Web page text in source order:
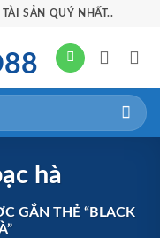
SẢN QUÝ NHẤT..
hà
GẮN THẺ “BLACK